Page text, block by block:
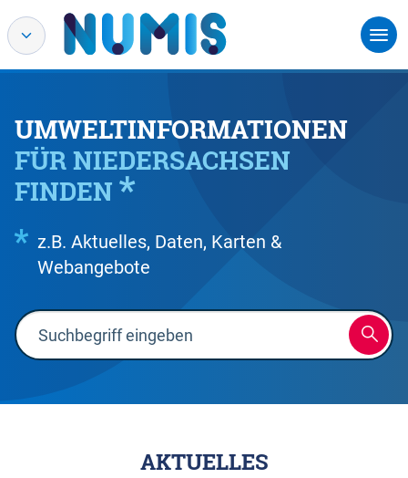
UMWELTINFORMATIONEN
FÜR NIEDERSACHSEN
FINDEN
z.B. Aktuelles, Daten, Karten &
Webangebote
AKTUELLES